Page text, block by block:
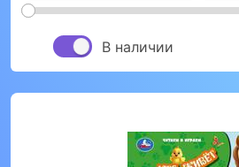
В наличии